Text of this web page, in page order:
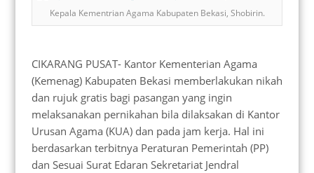
Kepala Kementrian Agama Kabupaten Bekasi, Shobirin.
CIKARANG PUSAT- Kantor Kementerian Agama
(Kemenag) Kabupaten Bekasi memberlakukan nikah
dan rujuk gratis bagi pasangan yang ingin
melaksanakan pernikahan bila dilaksakan di Kantor
Urusan Agama (KUA) dan pada jam kerja. Hal ini
berdasarkan terbitnya Peraturan Pemerintah (PP)
dan Sesuai Surat Edaran Sekretariat Jendral